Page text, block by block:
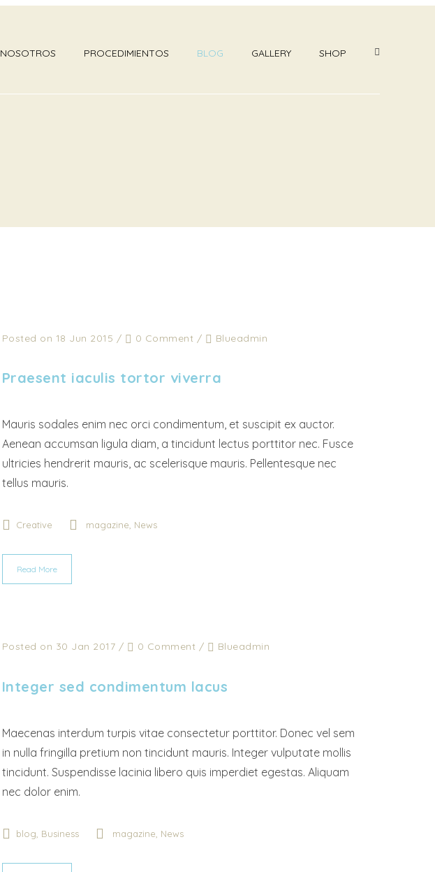
NOSOTROS PROCEDIMIENTOS BLOG GALLERY SHOP
Posted on 18 Jun 2015 / 0 Comment / Blueadmin
Praesent iaculis tortor viverra
Mauris sodales enim nec orci condimentum, et suscipit ex auctor.
Aenean accumsan ligula diam, a tincidunt lectus porttitor nec. Fusce
ultricies hendrerit mauris, ac scelerisque mauris. Pellentesque nec
tellus mauris.
Creative magazine, News
Read More
Posted on 30 Jan 2017 / 0 Comment / Blueadmin
Integer sed condimentum lacus
Maecenas interdum turpis vitae consectetur porttitor. Donec vel sem
in nulla fringilla pretium non tincidunt mauris. Integer vulputate mollis
tincidunt. Suspendisse lacinia libero quis imperdiet egestas. Aliquam
nec dolor enim.
blog, Business magazine, News